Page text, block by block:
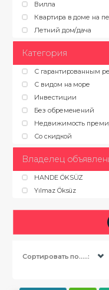
Вилла
Квартира в доме на
Летний дом/дача
Категория
С гарантированным
С видом на море
Инвестиции
Без обременений
Недвижимость
Со скидкой
Владелец
HANDE ÖKSÜZ
Yılmaz Öksüz
Сортировать по.....: